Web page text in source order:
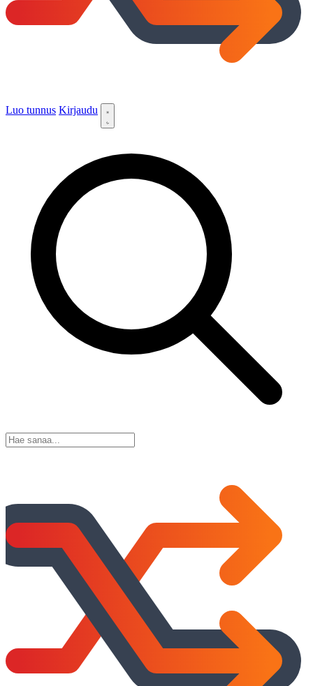
Luo tunnus Kirjaudu